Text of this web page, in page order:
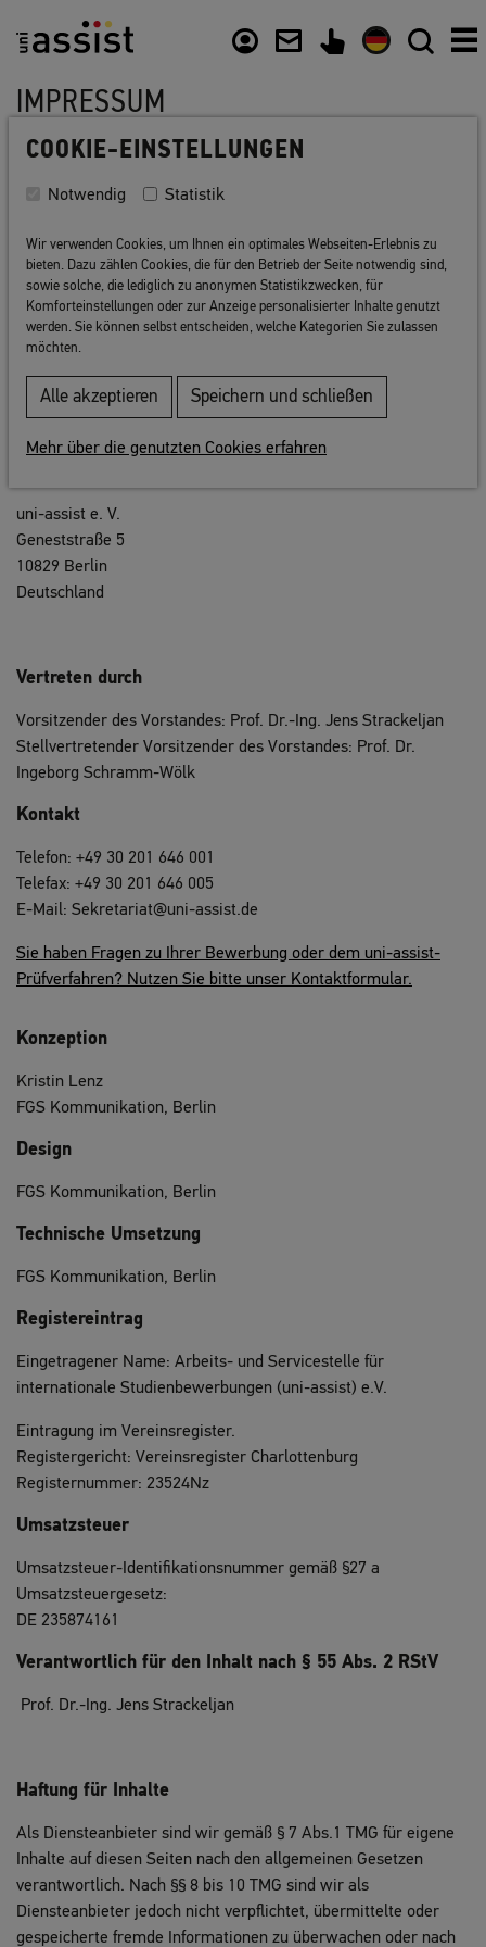
IMPRESSUM
Technische Umsetzung
Konzeption
Urheberrecht
Vertreten durch
Haftung für Links
Angaben gemäß § 5 TMG
Haftung für Inhalte
uni-assist e. V.
Geneststraße 5
10829 Berlin
Deutschland
Vertreten durch
Vorsitzender des Vorstandes: Prof. Dr.-Ing. Jens Strackeljan
Stellvertretender Vorsitzender des Vorstandes: Prof. Dr.
Ingeborg Schramm-Wölk
Kontakt
Telefon: +49 30 201 646 001
Telefax: +49 30 201 646 005
E-Mail: Sekretariat@uni-assist.de
Sie haben Fragen zu Ihrer Bewerbung oder dem uni-assist-
Prüfverfahren? Nutzen Sie bitte unser Kontaktformular.
Konzeption
Kristin Lenz
FGS Kommunikation, Berlin
Design
FGS Kommunikation, Berlin
Technische Umsetzung
FGS Kommunikation, Berlin
Registereintrag
Eingetragener Name: Arbeits- und Servicestelle für
internationale Studienbewerbungen (uni-assist) e.V.
Eintragung im Vereinsregister.
Registergericht: Vereinsregister Charlottenburg
Registernummer: 23524Nz
Umsatzsteuer
Umsatzsteuer-Identifikationsnummer gemäß §27 a
Umsatzsteuergesetz:
DE 235874161
Verantwortlich für den Inhalt nach § 55 Abs. 2 RStV
Prof. Dr.-Ing. Jens Strackeljan
Haftung für Inhalte
Als Diensteanbieter sind wir gemäß § 7 Abs.1 TMG für eigene
Inhalte auf diesen Seiten nach den allgemeinen Gesetzen
verantwortlich. Nach §§ 8 bis 10 TMG sind wir als
Diensteanbieter jedoch nicht verpflichtet, übermittelte oder
gespeicherte fremde Informationen zu überwachen oder nach
COOKIE-EINSTELLUNGEN
Notwendig Statistik
Wir verwenden Cookies, um Ihnen ein optimales Webseiten-Erlebnis zu
bieten. Dazu zählen Cookies, die für den Betrieb der Seite notwendig sind,
sowie solche, die lediglich zu anonymen Statistikzwecken, für
Komforteinstellungen oder zur Anzeige personalisierter Inhalte genutzt
werden. Sie können selbst entscheiden, welche Kategorien Sie zulassen
möchten.
Alle akzeptieren Speichern und schließen
Mehr über die genutzten Cookies erfahren